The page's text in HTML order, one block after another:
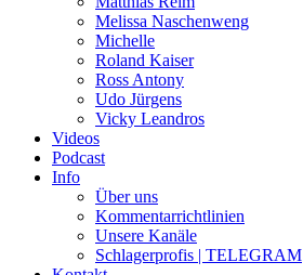
Melissa Naschenweng
Michelle
Roland Kaiser
Ross Antony
Udo Jürgens
Vicky Leandros
Videos
Podcast
Info
Über uns
Kommentarrichtlinien
Unsere Kanäle
Schlagerprofis | TELEGRAM